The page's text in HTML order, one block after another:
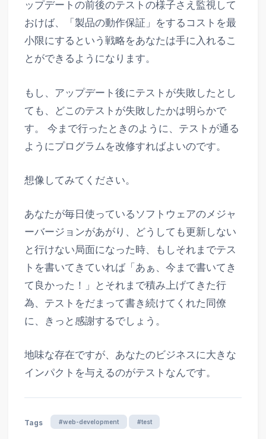
ップデートの前後のテストの様子さえ監視して
おけば、「製品の動作保証」をするコストを最
小限にするという戦略をあなたは手に入れるこ
とができるようになります。
もし、アップデート後にテストが失敗したとし
ても、どこのテストが失敗したかは明らかで
す。 今まで行ったときのように、テストが通る
ようにプログラムを改修すればよいのです。
想像してみてください。
あなたが毎日使っているソフトウェアのメジャ
ーバージョンがあがり、どうしても更新しない
と行けない局面になった時、もしそれまでテス
トを書いてきていれば「あぁ、今まで書いてき
て良かった！」とそれまで積み上げてきた行
為、テストをだまって書き続けてくれた同僚
に、きっと感謝するでしょう。
地味な存在ですが、あなたのビジネスに大きな
インパクトを与えるのがテストなんです。
Tags #web-development #test